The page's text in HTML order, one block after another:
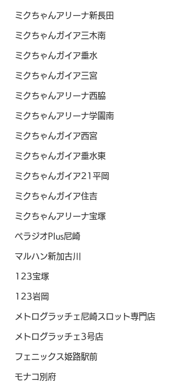
ミクちゃんアリーナ新長田
ミクちゃんガイア三木南
ミクちゃんガイア垂水
ミクちゃんガイア三宮
ミクちゃんアリーナ西脇
ミクちゃんアリーナ学園南
ミクちゃんガイア西宮
ミクちゃんガイア垂水東
ミクちゃんガイア21平岡
ミクちゃんガイア住吉
ミクちゃんアリーナ宝塚
ベラジオPlus尼崎
マルハン新加古川
123宝塚
123岩岡
メトログラッチェ尼崎スロット専門店
メトログラッチェ3号店
フェニックス姫路駅前
モナコ別府